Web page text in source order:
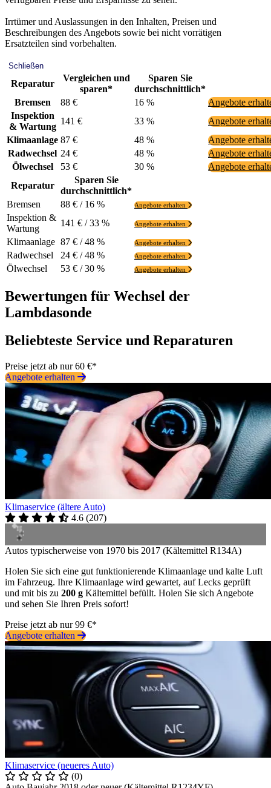
Irrtümer und Auslassungen in den Inhalten, Preisen und
Beschreibungen des Angebots sowie bei nicht vorrätigen
Ersatzteilen sind vorbehalten.
Schließen
Reparatur
Vergleichen und
sparen*
Sparen Sie
durchschnittlich*
Bremsen
88 € 16 %
Angebote
Inspektion
& Wartung
141 € 33 %
Angebote
Klimaanlage 87 € 48 %
Angebote
Radwechsel 24 € 48 %
Angebote
Ölwechsel
53 € 30 %
Angebote
Reparatur
Sparen Sie
durchschnittlich*
Bremsen
88 € / 16 % Angebote erhalten
Inspektion &
Wartung
141 € / 33 % Angebote erhalten
Klimaanlage 87 € / 48 % Angebote erhalten
Radwechsel 24 € / 48 % Angebote erhalten
Ölwechsel 53 € / 30 % Angebote erhalten
Bewertungen für Wechsel der
Lambdasonde
Beliebteste Service und Reparaturen
Preise jetzt ab nur 60 €*
Angebote erhalten
Klimaservice (ältere Auto)
4.6 (207)
Autos typischerweise von 1970 bis 2017 (Kältemittel R134A)
Holen Sie sich eine gut funktionierende Klimaanlage und kalte Luft
im Fahrzeug. Ihre Klimaanlage wird gewartet, auf Lecks geprüft
und mit bis zu 200 g Kältemittel befüllt. Holen Sie sich Angebote
und sehen Sie Ihren Preis sofort!
Preise jetzt ab nur 99 €*
Angebote erhalten
Klimaservice (neueres Auto)
(0)